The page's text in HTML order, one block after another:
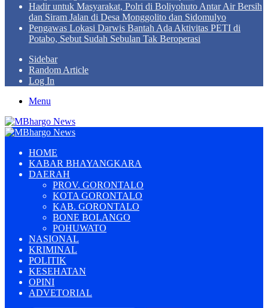
Hadir untuk Masyarakat, Polri di Boliyohuto Antar Air Bersih
dan Siram Jalan di Desa Monggolito dan Sidomulyo
Pengawas Lokasi Darwis Bantah Ada Aktivitas PETI di
Potabo, Sebut Sudah Sebulan Tak Beroperasi
Sidebar
Random Article
Log In
Menu
HOME
KABAR BHAYANGKARA
DAERAH
PROV. GORONTALO
KOTA GORONTALO
KAB. GORONTALO
BONE BOLANGO
POHUWATO
NASIONAL
KRIMINAL
POLITIK
KESEHATAN
OPINI
ADVETORIAL